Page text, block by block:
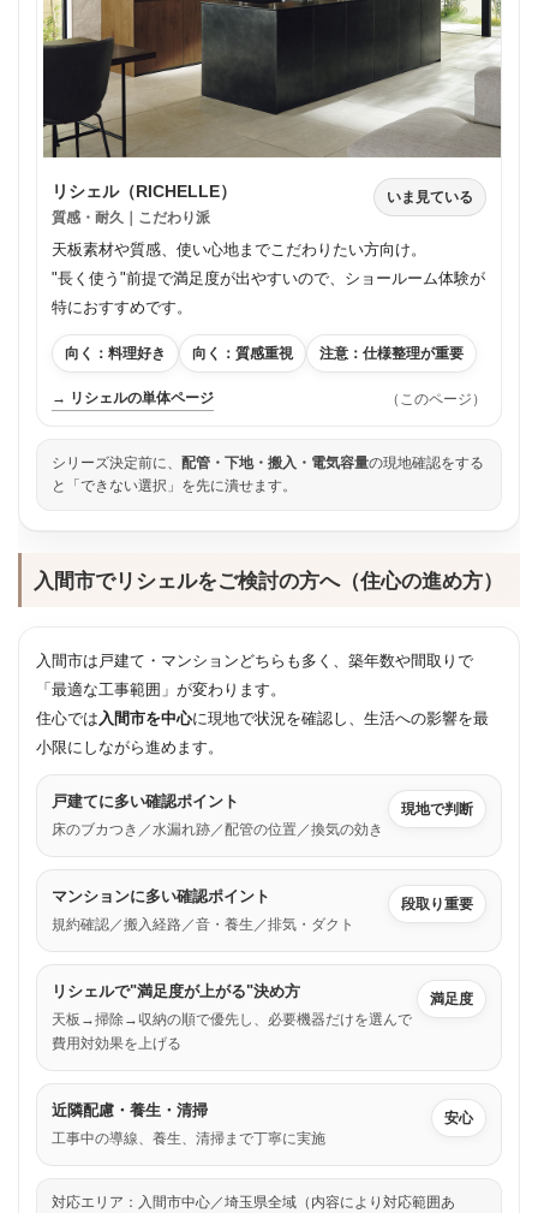
リシェル（RICHELLE）
質感・耐久｜こだわり派
いま見ている
天板素材や質感、使い心地までこだわりたい方向け。
"長く使う"前提で満足度が出やすいので、ショールーム体験が
特におすすめです。
向く：料理好き 向く：質感重視 注意：仕様整理が重要
→ リシェルの単体ページ （このページ）
シリーズ決定前に、 配管・下地・搬入・電気容量の現地確認をする
と「できない選択」を先に潰せます。
入間市でリシェルをご検討の方へ（住心の進め方）
入間市は戸建て・マンションどちらも多く、築年数や間取りで
「最適な工事範囲」が変わります。
住心では入間市を中心に現地で状況を確認し、生活への影響を最
小限にしながら進めます。
戸建てに多い確認ポイント
床のブカつき／水漏れ跡／配管の位置／換気の効き
現地で判断
マンションに多い確認ポイント
規約確認／搬入経路／音・養生／排気・ダクト
段取り重要
リシェルで"満足度が上がる"決め方
天板→掃除→収納の順で優先し、必要機器だけを選んで
費用対効果を上げる
満足度
近隣配慮・養生・清掃
工事中の導線、養生、清掃まで丁寧に実施
安心
対応エリア：入間市中心／埼玉県全域（内容により対応範囲あ